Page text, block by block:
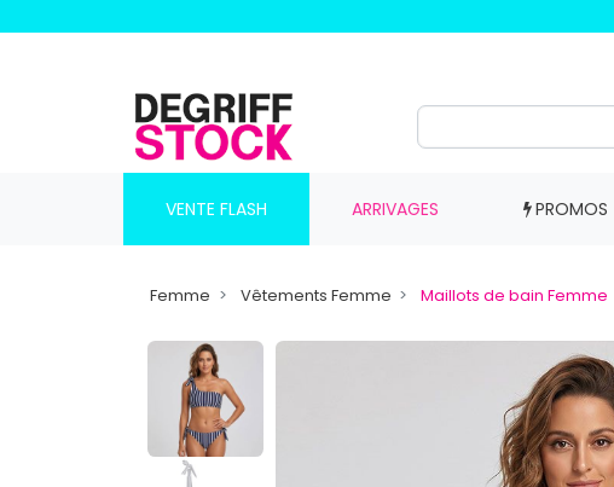
VENTE FLASH ARRIVAGES PROMOS
Femme Vêtements Femme Maillots de bain Femme